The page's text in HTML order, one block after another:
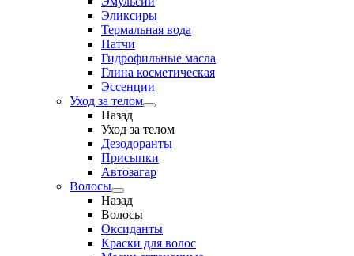
Эликсиры
Термальная вода
Патчи
Гидрофильные масла
Глина косметическая
Эссенции
Уход за телом
Назад
Уход за телом
Дезодоранты
Присыпки
Автозагар
Волосы
Назад
Волосы
Оксиданты
Краски для волос